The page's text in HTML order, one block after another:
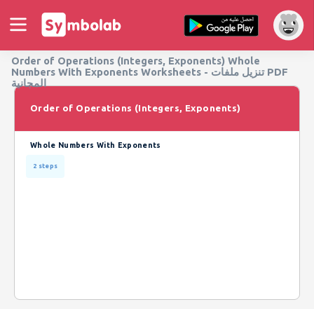
Order of Operations (Integers, Exponents) Whole
Numbers With Exponents Worksheets - تنزيل ملفات PDF
المجانية
Order of Operations (Integers, Exponents)
Whole Numbers With Exponents
2 steps